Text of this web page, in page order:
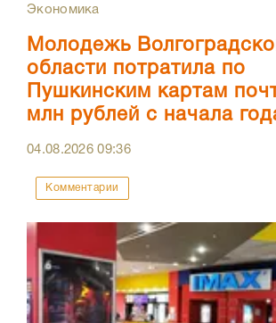
Экономика
Молодежь
области потратила по
Пушкинским картам
млн рублей с начала
04.08.202609:36
Комментарии